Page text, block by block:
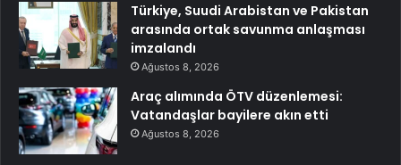
Türkiye, Suudi Arabistan ve Pakistan
arasında ortak savunma anlaşması
imzalandı
Ağustos 8, 2026
Araç alımında ÖTV düzenlemesi:
Vatandaşlar bayilere akın etti
Ağustos 8, 2026